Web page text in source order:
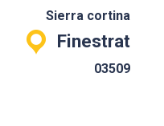
Sierra cortina
Finestrat
03509